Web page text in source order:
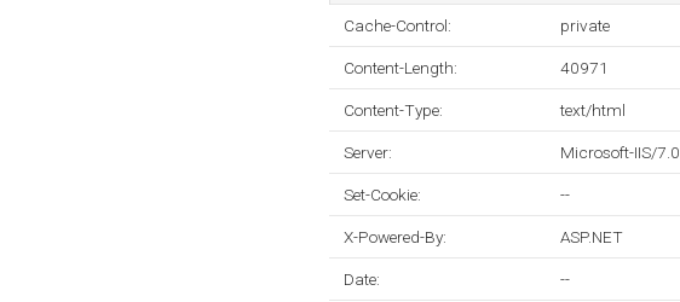
Cache-Control: private
Content-Length: 40971
Content-Type: text/html
Server: Microsoft-IIS/7.0
Set-Cookie: --
X-Powered-By: ASP.NET
Date: --